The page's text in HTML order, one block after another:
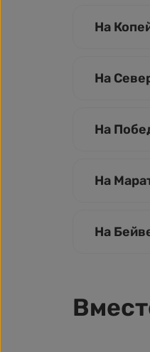
На
На
На
На
На